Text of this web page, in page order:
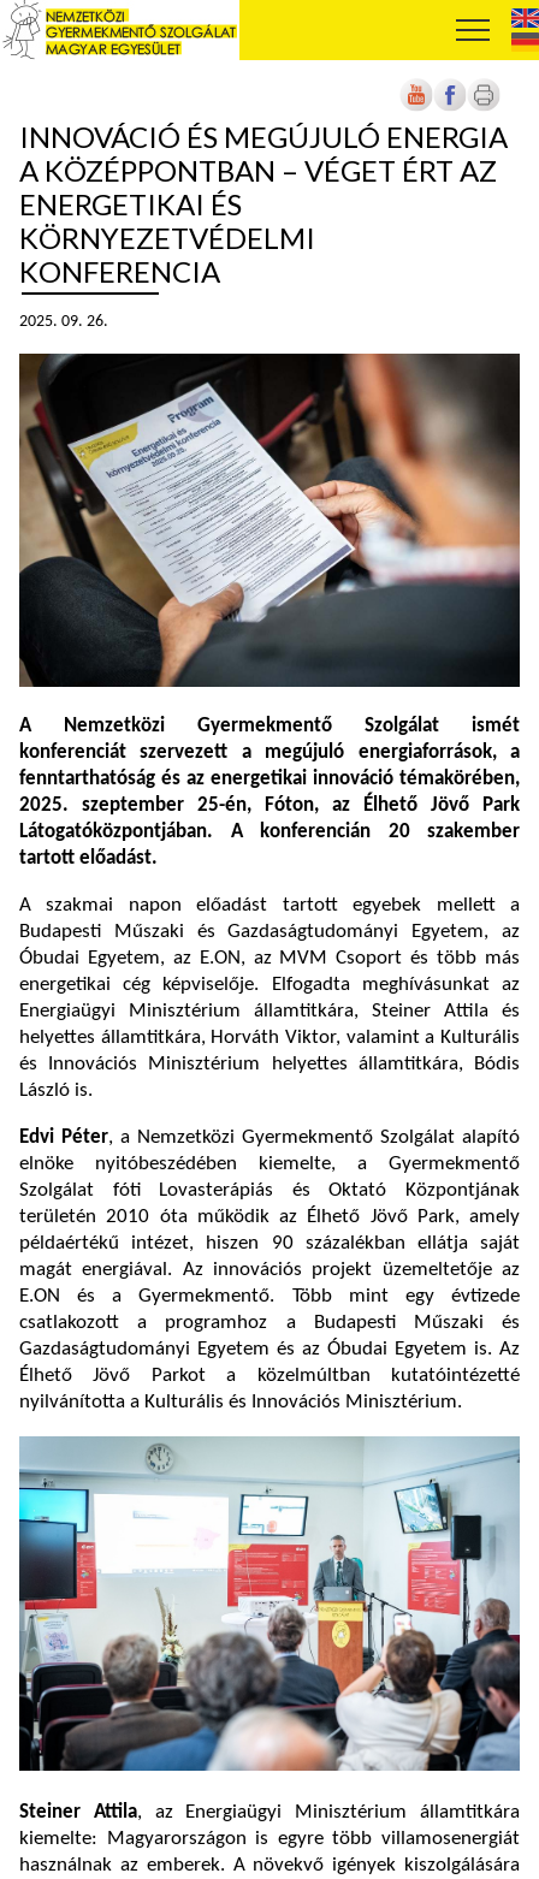
INNOVÁCIÓ ÉS MEGÚJULÓ ENERGIA
A KÖZÉPPONTBAN – VÉGET ÉRT AZ
ENERGETIKAI ÉS
KÖRNYEZETVÉDELMI
KONFERENCIA
2025. 09. 26.
A Nemzetközi Gyermekmentő Szolgálat ismét
konferenciát szervezett a megújuló energiaforrások, a
fenntarthatóság és az energetikai innováció témakörében,
2025. szeptember 25-én, Fóton, az Élhető Jövő Park
Látogatóközpontjában. A konferencián 20 szakember
tartott előadást.
A szakmai napon előadást tartott egyebek mellett a
Budapesti Műszaki és Gazdaságtudományi Egyetem, az
Óbudai Egyetem, az E.ON, az MVM Csoport és több más
energetikai cég képviselője. Elfogadta meghívásunkat az
Energiaügyi Minisztérium államtitkára, Steiner Attila és
helyettes államtitkára, Horváth Viktor, valamint a Kulturális
és Innovációs Minisztérium helyettes államtitkára, Bódis
László is.
Edvi Péter, a Nemzetközi Gyermekmentő Szolgálat alapító
elnöke nyitóbeszédében kiemelte, a Gyermekmentő
Szolgálat fóti Lovasterápiás és Oktató Központjának
területén 2010 óta működik az Élhető Jövő Park, amely
példaértékű intézet, hiszen 90 százalékban ellátja saját
magát energiával. Az innovációs projekt üzemeltetője az
E.ON és a Gyermekmentő. Több mint egy évtizede
csatlakozott a programhoz a Budapesti Műszaki és
Gazdaságtudományi Egyetem és az Óbudai Egyetem is. Az
Élhető Jövő Parkot a közelmúltban kutatóintézetté
nyilvánította a Kulturális és Innovációs Minisztérium.
Steiner Attila, az Energiaügyi Minisztérium államtitkára
kiemelte: Magyarországon is egyre több villamosenergiát
használnak az emberek. A növekvő igények kiszolgálására